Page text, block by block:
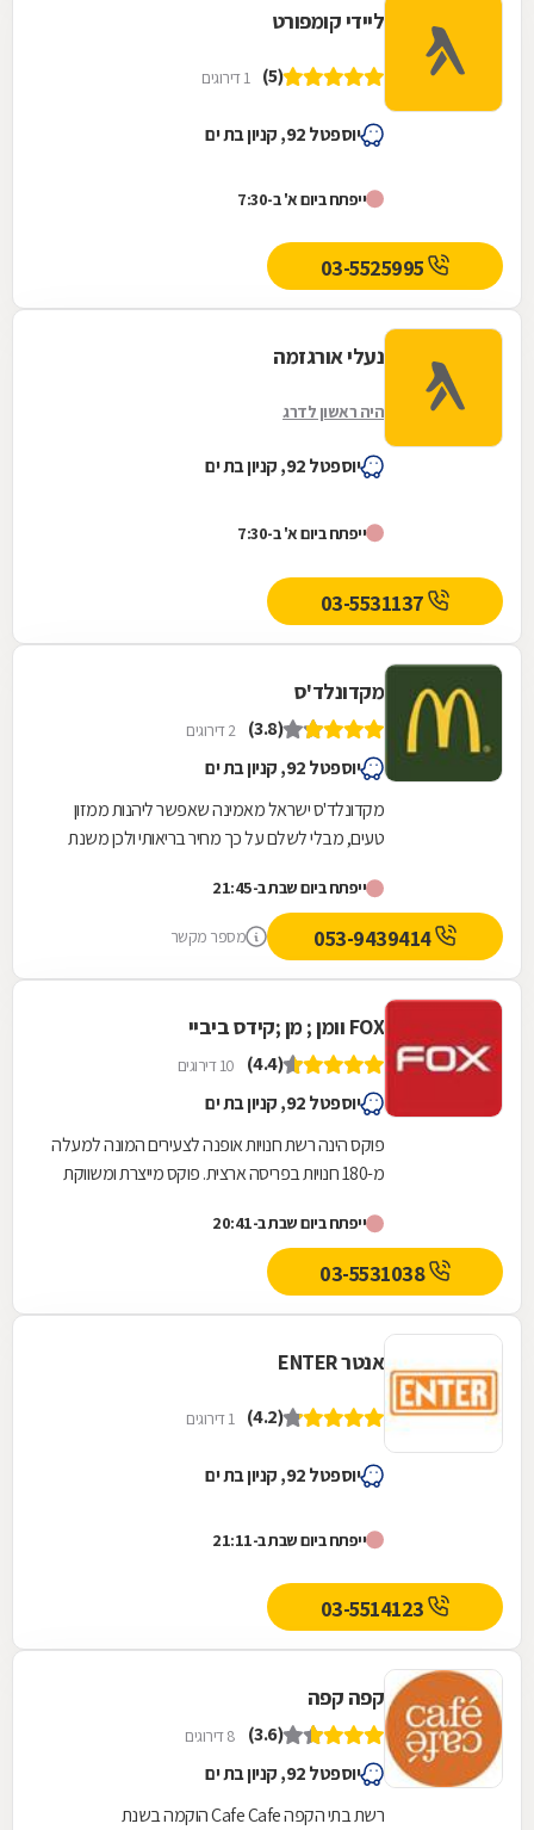
ליידי קומפורט
(5) 1 דירוגים
יוספטל 92, קניון בת ים
ייפתח ביום א' ב-7:30
03-5525995
נעלי אורגזמה
היה ראשון לדרג
יוספטל 92, קניון בת ים
ייפתח ביום א' ב-7:30
03-5531137
מקדונלד'ס
(3.8) 2 דירוגים
יוספטל 92, קניון בת ים
מקדונלד'ס ישראל מאמינה שאפשר ליהנות ממזון
טעים, מבלי לשלם על כך מחיר בריאותי ולכן משנת
מהפכת הבריאות...
ייפתח ביום שבת ב-21:45
053-9439414 מספר מקשר
FOX וומן ; מן ;קידס ביביי
(4.4) 10 דירוגים
יוספטל 92, קניון בת ים
פוקס הינה רשת חנויות אופנה לצעירים המונה למעלה
מ-180 חנויות בפריסה ארצית. פוקס מייצרת ומשווקת
ייפתח ביום שבת ב-20:41
03-5531038
אנטר ENTER
(4.2) 1 דירוגים
יוספטל 92, קניון בת ים
ייפתח ביום שבת ב-21:11
03-5514123
קפה קפה
(3.6) 8 דירוגים
יוספטל 92, קניון בת ים
רשת בתי הקפה Cafe Cafe הוקמה בשנת